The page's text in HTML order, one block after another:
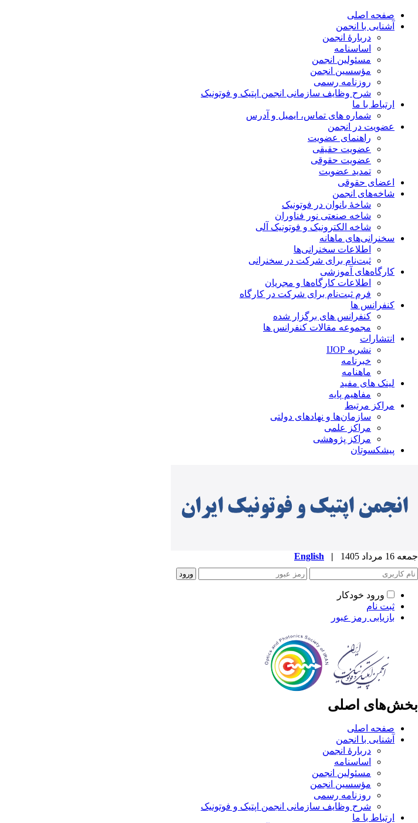
صفحه اصلی
آشنایی با انجمن
دربارۀ انجمن
اساسنامه
مسئولین انجمن
مؤسسین انجمن
روزنامه رسمی
شرح وظایف سازمانی انجمن اپتیک و فوتونیک
ارتباط با ما
شماره های تماس، ایمیل و آدرس
عضویت در انجمن
راهنمای عضویت
عضویت حقیقی
عضویت حقوقی
تمدید عضویت
اعضای حقوقی
شاخه‌های انجمن
شاخۀ بانوان در فوتونیک
شاخه صنعتی نور فناوران
شاخه‌ الکترونیک و فوتونیک آلی
سخنرانی‌های ماهانه
اطلاعات سخنرانی‌‌ها
ثبت‌نام برای شرکت در سخنرانی
کارگاه‌های آموزشی
اطلاعات کارگاه‌ها و مجریان
فرم ثبت‌نام برای شرکت در کارگاه
کنفرانس ها
کنفرانس های برگزار شده
مجموعه مقالات کنفرانس ها
انتشارات
نشریه IJOP
خبرنامه
ماهنامه
لینک های مفید
مفاهیم پایه
مراکز مرتبط
سازمان‌ها و نهادهای دولتی
مراکز علمی
مراکز پژوهشی
پیشکسوتان
جمعه 16 مرداد 1405 |
English
ورود خودکار
ثبت نام
بازیابی رمز عبور
بخش‌های اصلی
صفحه اصلی
آشنایی با انجمن
دربارۀ انجمن
اساسنامه
مسئولین انجمن
مؤسسین انجمن
روزنامه رسمی
شرح وظایف سازمانی انجمن اپتیک و فوتونیک
ارتباط با ما